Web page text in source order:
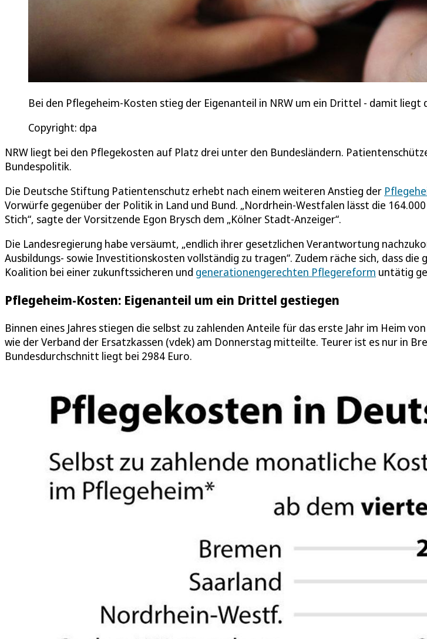
Bei den Pflegeheim-Kosten stieg der Eigenanteil in NRW um ein Drittel - damit liegt
Copyright: dpa
NRW liegt bei den Pflegekosten auf Platz drei unter den Bundesländern.
Bundespolitik.
Die Deutsche Stiftung Patientenschutz erhebt nach einem weiteren Anstieg der
Vorwürfe gegenüber der Politik in Land und Bund. „Nordrhein-Westfalen lässt die
Stich“, sagte der Vorsitzende Egon Brysch dem „Kölner Stadt-Anzeiger“.
Die Landesregierung habe versäumt, „endlich ihrer gesetzlichen Verantwortung
Ausbildungs- sowie Investitionskosten vollständig zu tragen“. Zudem räche sich, dass die
Koalition bei einer zukunftssicheren und generationengerechten Pflegereform untätig
Pflegeheim-Kosten: Eigenanteil um ein Drittel gestiegen
Binnen eines Jahres stiegen die selbst zu zahlenden Anteile für das erste Jahr im Heim
wie der Verband der Ersatzkassen (vdek) am Donnerstag mitteilte. Teurer ist es nur in
Bundesdurchschnitt liegt bei 2984 Euro.